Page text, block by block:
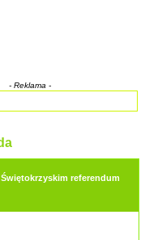
- Reklama -
referendum